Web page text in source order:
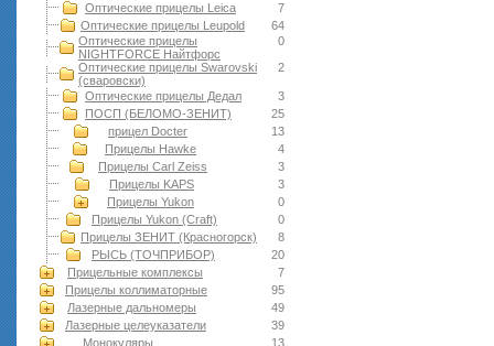
7
Оптические прицелы Leica
64
Оптические прицелы Leupold
0
Оптические прицелы
NIGHTFORCE Найтфорс
2
Оптические прицелы Swarovski
(сваровски)
3
Оптические прицелы Дедал
25
ПОСП (БЕЛОМО-ЗЕНИТ)
13
прицел Docter
4
Прицелы Hawke
3
Прицелы Carl Zeiss
3
Прицелы KAPS
0
Прицелы Yukon
0
Прицелы Yukon (Craft)
8
Прицелы ЗЕНИТ (Красногорск)
20
РЫСЬ (ТОЧПРИБОР)
7
Прицельные комплексы
95
Прицелы коллиматорные
49
Лазерные дальномеры
39
Лазерные целеуказатели
13
Монокуляры